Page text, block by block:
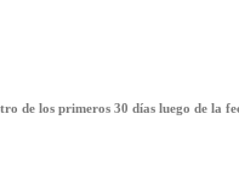
de los primeros 30 días luego de la